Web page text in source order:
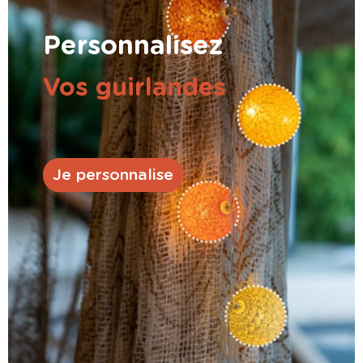
Personnalisez
Vos guirlandes
Je personnalise